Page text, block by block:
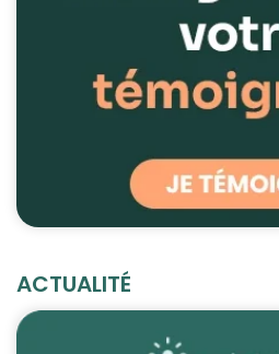
ACTUALITÉ